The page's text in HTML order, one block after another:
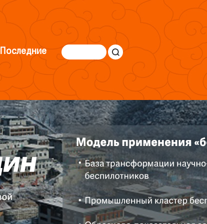
Последние